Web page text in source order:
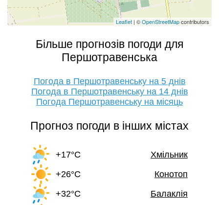
Leaflet | ©OpenStreetMapcontributors
Більше прогнозів погоди для
Першотравенська
Погода в Першотравенську на 5 днів
Погода в Першотравенську на 14 днів
Погода Першотравенську на місяць
Прогноз погоди в інших містах
+17°C
Хмільник
+26°C
Конотоп
+32°C
Балаклія